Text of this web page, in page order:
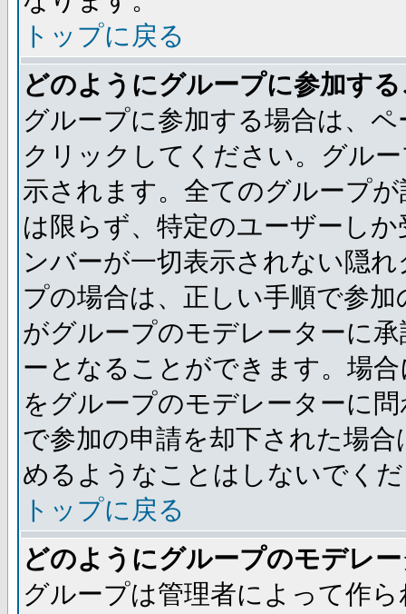
トップに戻る
どのようにグループに参加す
グループに参加する場合は、
クリックしてください。グル
示されます。全てのグループ
は限らず、特定のユーザーし
ンバーが一切表示されない隠
プの場合は、正しい手順で参
がグループのモデレーターに
ーとなることができます。場
をグループのモデレーターに
で参加の申請を却下された場
めるようなことはしないでく
トップに戻る
どのようにグループのモデレ
グループは管理者によって作